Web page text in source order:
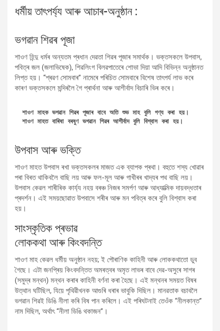
ধৰ্মীয় তাৎপৰ্য্য আৰু আচাৰ-অনুষ্ঠান :
ভগৱান শিৱৰ পূজা
শাওণ হিন্দু ধৰ্মৰ অন্যতম প্ৰধান দেৱতা শিৱৰ পূজাৰ সমাৰ্থক। ভক্তসকলে উপবাস,
পবিত্ৰ জল (জলাভিষেক), শিৱলিংগ বিলৱপাতেৰে শোভা দিয়া আদি বিভিন্ন অনুষ্ঠানত
লিপ্ত হয়। “শ্ৰৱণ সোমবাৰ” নামেৰে পৰিচিত সোমবাৰে বিশেষ তাৎপৰ্য লাভ কৰে
কাৰণ ভক্তসকলে মন্দিৰলৈ গৈ প্ৰাৰ্থনা আৰু আশীৰ্বাদ বিচাৰি ভিৰ কৰে।
শাওণ মাহক ভগৱান শিৱৰ পূজাৰ বাবে অতি শুভ মাহ বুলি গণ্য কৰা হয়।
শাওণ মাহত বাৰিষা বৰষুণ ভগৱান শিৱৰ আশীৰ্বাদ বুলি বিশ্বাস কৰা হয়।
উপবাস আৰু ভক্তি
শাওণ মাহত উপবাস ৰখা ভক্তসকলৰ মাজত এক ব্যাপক প্ৰথা। বহুতে শস্য খোৱাৰ
পৰা বিৰত থাকিবলৈ বাছি লয় আৰু ফল-মূল আৰু গাখীৰৰ খাদ্যৰ পথ বাছি লয়।
উপবাস কেৱল শাৰীৰিক কাৰ্য্য নহয় বৰঞ্চ নিজৰ সমৰ্পণ আৰু আধ্যাত্মিক দায়বদ্ধতাৰ
প্ৰদৰ্শন। এই সময়ছোৱাত উপবাসে শৰীৰ আৰু মন পবিত্ৰ কৰে বুলি বিশ্বাস কৰা
হয়।
সাংস্কৃতিক প্ৰভাৱ
লোককথা আৰু কিংবদন্তি
শাওণ মাহ কেৱল ধৰ্মীয় অনুষ্ঠান নহয়; ই পৌৰাণিক কাহিনী আৰু লোককথাতো ডুব
গৈছে। এটা জনপ্ৰিয় কিংবদন্তিত অমৰত্বৰ অমৃত লাভৰ বাবে দেৱ-অসুৰে সাগৰ
(সমুদ্ৰ মন্থন) মন্থন কৰাৰ কাহিনী বৰ্ণনা কৰা হৈছে। এই মন্থনৰ সময়ত বিষৰ
উত্থান ঘটিছিল, যিয়ে পৃথিৱীখনক আগুৰি ধৰাৰ ভাবুকি দিছিল। মানৱতাক বচাবলৈ
ভগৱান শিৱই ডিঙি নীলা কৰি বিষ পান কৰিলে। এই পৰিঘটনাই তেওঁক “নীলকান্ত”
নাম দিছিল, অৰ্থাৎ “নীলা ডিঙি থকাজন”।